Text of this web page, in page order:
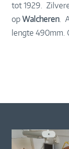
tot 1929.
op Walcheren.
lengte 490mm.